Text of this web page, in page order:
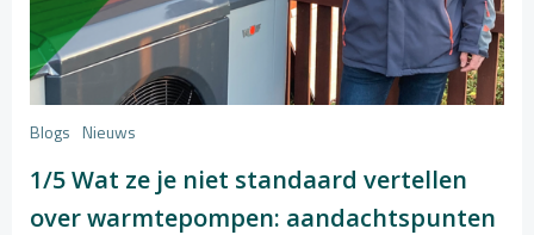
Blogs Nieuws
1/5 Wat ze je niet standaard vertellen
over warmtepompen: aandachtspunten